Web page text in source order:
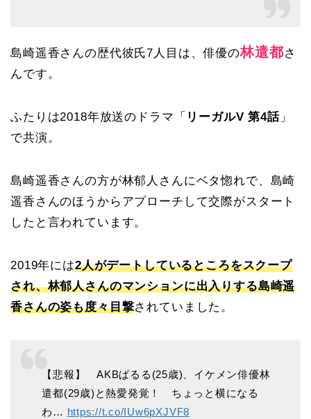
島崎遥香さんの歴代彼氏7人目は、俳優の林遣都さ
んです。
ふたりは2018年放送のドラマ「 リーガルV 第4話 」
で共演。
島崎遥香さんの方が林郁人さんにベタ惚れで、島崎
遥香さんのほうからアプローチして交際がスタート
したと言われています。
2019年には2人がデートしているところをスクープ
され、林郁人さんのマンションに出入りする島崎遥
香さんの姿も度々目撃されていました。
【悲報】 AKBぱるる(25歳)、イケメン俳優林
遣都(29歳)と熱愛発覚！ ちょっと横になる
わ… https://t.co/IUw6pXJVF8